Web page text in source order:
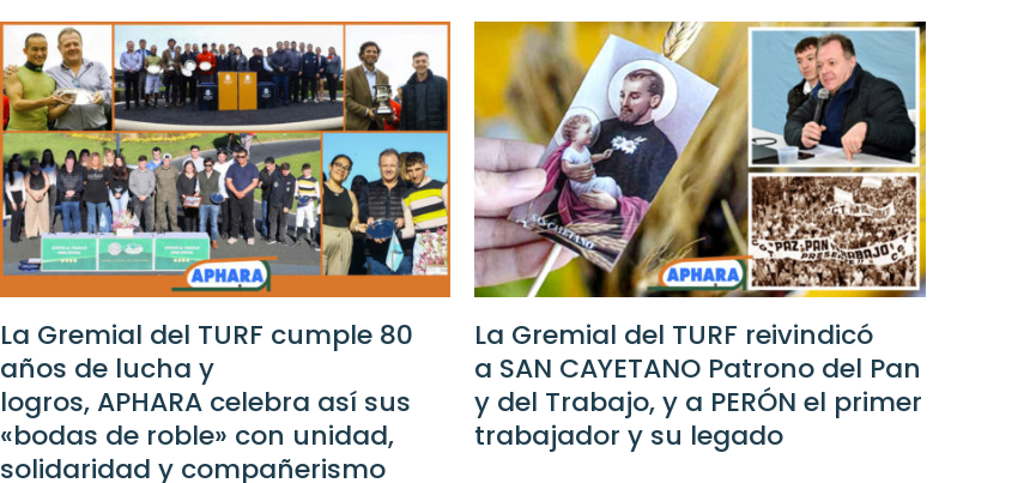
La Gremial del TURF cumple 80
años de lucha y
logros, APHARA celebra así sus
«bodas de roble» con unidad,
solidaridad y compañerismo
La Gremial del TURF reivindicó
a SAN CAYETANO Patrono del Pan
y del Trabajo, y a PERÓN el primer
trabajador y su legado